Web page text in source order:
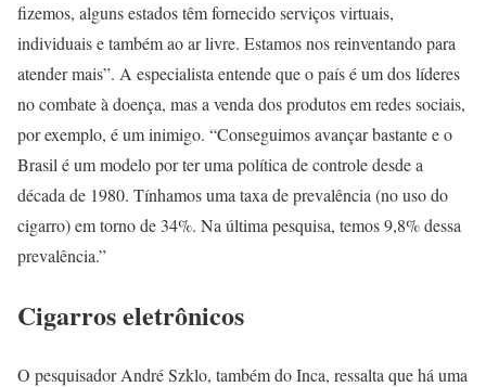
fizemos, alguns estados têm fornecido serviços virtuais,
individuais e também ao ar livre. Estamos nos reinventando para
atender mais”. A especialista entende que o país é um dos líderes
no combate à doença, mas a venda dos produtos em redes sociais,
por exemplo, é um inimigo. “Conseguimos avançar bastante e o
Brasil é um modelo por ter uma política de controle desde a
década de 1980. Tínhamos uma taxa de prevalência (no uso do
cigarro) em torno de 34%. Na última pesquisa, temos 9,8% dessa
prevalência.”
Cigarros eletrônicos
O pesquisador André Szklo, também do Inca, ressalta que há uma